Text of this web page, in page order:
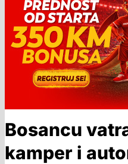
Bosancu
kamper i